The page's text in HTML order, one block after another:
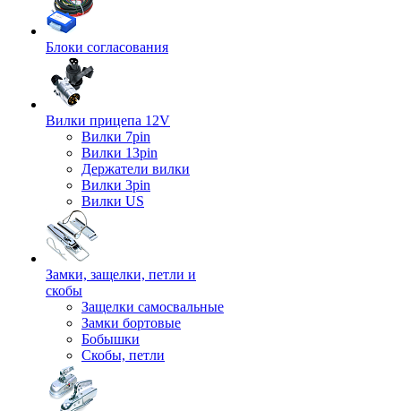
Блоки согласования
Вилки прицепа 12V
Вилки 7pin
Вилки 13pin
Держатели вилки
Вилки 3pin
Вилки US
Замки, защелки, петли и
скобы
Защелки самосвальные
Замки бортовые
Бобышки
Скобы, петли